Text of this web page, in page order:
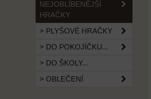
NEJOBLÍBENĚJŠÍ
HRAČKY
> PLYŠOVÉ HRAČKY
> DO POKOJÍČKU...
> DO ŠKOLY...
> OBLEČENÍ